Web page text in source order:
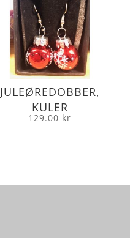
JULEØREDOBBER,
KULER
129.00 kr